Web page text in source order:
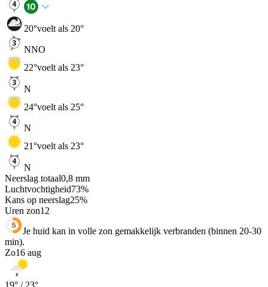
20°voelt als 20°
NNO
22°voelt als 23°
N
24°voelt als 25°
N
21°voelt als 23°
N
Neerslag totaal0,8 mm
Luchtvochtigheid73%
Kans op neerslag25%
Uren zon12
Je huid kan in volle zon gemakkelijk verbranden (binnen 20-30
min).
Zo16 aug
19° / 23°